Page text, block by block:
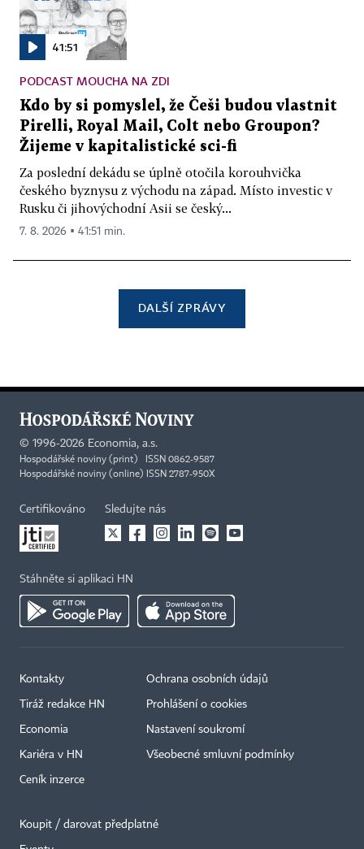
41:51
PODCAST MOUCHA NA ZDI
Kdo by si pomyslel, že Češi budou vlastnit
Pirelli, Royal Mail, Colt nebo Groupon?
Žijeme v kapitalistické sci-fi
Za poslední dekádu se úplně otočila korouhvička
českého byznysu z východu na západ. Místo investic v
Rusku či jihovýchodní Asii se český...
7. 8. 2026 ▪ 41:51 min.
DALŠÍ ZPRÁVY
© 1996-2026 Economia, a.s.
Hospodářské noviny (print) ISSN 0862-9587
Hospodářské noviny (online) ISSN 2787-950X
Certifikováno Sledujte nás
Stáhněte si aplikaci HN
Kontakty
Tiráž redakce HN
Economia
Kariéra v HN
Ceník inzerce
Ochrana osobních údajů
Prohlášení o cookies
Nastavení soukromí
Všeobecné smluvní podmínky
Koupit / darovat předplatné